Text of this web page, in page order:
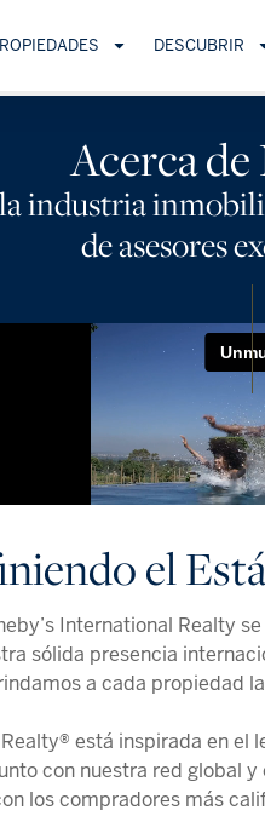
DESCUBRIR
Acerca
industria
de asesores
el
International Realty
sólida presencia
a cada propiedad
está inspirada en
con nuestra red global
los compradores más